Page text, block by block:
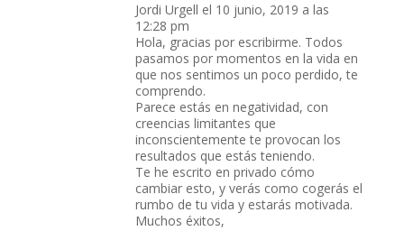
Jordi Urgell el 10 junio, 2019 a las
12:28 pm
Hola, gracias por escribirme. Todos
pasamos por momentos en la vida en
que nos sentimos un poco perdido, te
comprendo.
Parece estás en negatividad, con
creencias limitantes que
inconscientemente te provocan los
resultados que estás teniendo.
Te he escrito en privado cómo
cambiar esto, y verás como cogerás el
rumbo de tu vida y estarás motivada.
Muchos éxitos,